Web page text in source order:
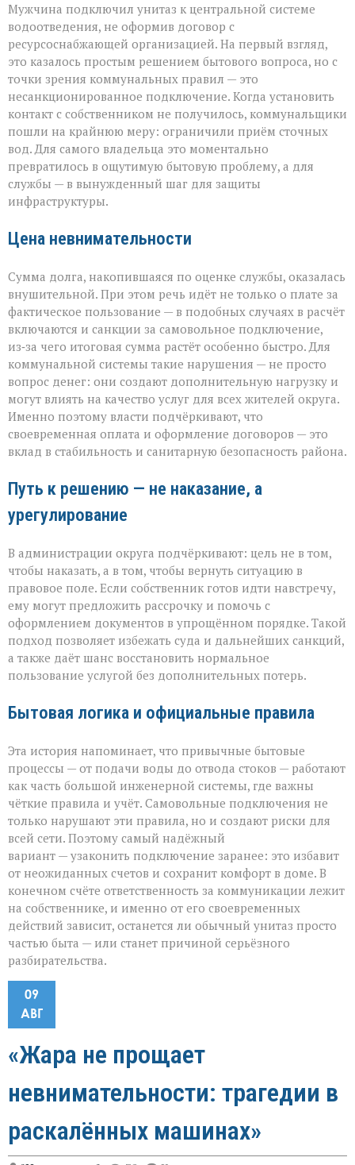
Мужчина подключил унитаз к центральной системе
водоотведения, не оформив договор с
ресурсоснабжающей организацией. На первый взгляд,
это казалось простым решением бытового вопроса, но с
точки зрения коммунальных правил — это
несанкционированное подключение. Когда установить
контакт с собственником не получилось, коммунальщики
пошли на крайнюю меру: ограничили приём сточных
вод. Для самого владельца это моментально
превратилось в ощутимую бытовую проблему, а для
службы — в вынужденный шаг для защиты
инфраструктуры.
Цена невнимательности
Сумма долга, накопившаяся по оценке службы, оказалась
внушительной. При этом речь идёт не только о плате за
фактическое пользование — в подобных случаях в расчёт
включаются и санкции за самовольное подключение,
из‑за чего итоговая сумма растёт особенно быстро. Для
коммунальной системы такие нарушения — не просто
вопрос денег: они создают дополнительную нагрузку и
могут влиять на качество услуг для всех жителей округа.
Именно поэтому власти подчёркивают, что
своевременная оплата и оформление договоров — это
вклад в стабильность и санитарную безопасность района.
Путь к решению — не наказание, а
урегулирование
В администрации округа подчёркивают: цель не в том,
чтобы наказать, а в том, чтобы вернуть ситуацию в
правовое поле. Если собственник готов идти навстречу,
ему могут предложить рассрочку и помочь с
оформлением документов в упрощённом порядке. Такой
подход позволяет избежать суда и дальнейших санкций,
а также даёт шанс восстановить нормальное
пользование услугой без дополнительных потерь.
Бытовая логика и официальные правила
Эта история напоминает, что привычные бытовые
процессы — от подачи воды до отвода стоков — работают
как часть большой инженерной системы, где важны
чёткие правила и учёт. Самовольные подключения не
только нарушают эти правила, но и создают риски для
всей сети. Поэтому самый надёжный
вариант — узаконить подключение заранее: это избавит
от неожиданных счетов и сохранит комфорт в доме. В
конечном счёте ответственность за коммуникации лежит
на собственнике, и именно от его своевременных
действий зависит, останется ли обычный унитаз просто
частью быта — или станет причиной серьёзного
разбирательства.
09
АВГ
«Жара не прощает
невнимательности: трагедии в
раскалённых машинах»